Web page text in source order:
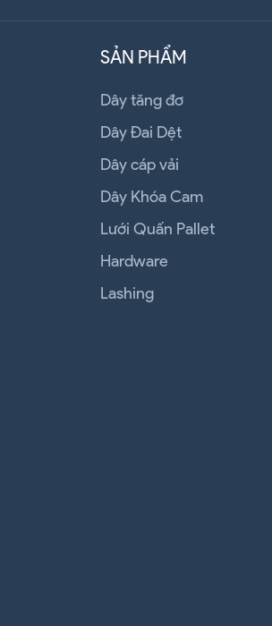
SẢN PHẨM
Dây tăng đơ
Dây Đai Dệt
Dây cáp vải
Dây Khóa Cam
Lưới Quấn Pallet
Hardware
Lashing